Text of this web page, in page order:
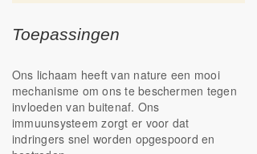
Toepassingen
Ons lichaam heeft van nature een mooi
mechanisme om ons te beschermen tegen
invloeden van buitenaf. Ons
immuunsysteem zorgt er voor dat
indringers snel worden opgespoord en